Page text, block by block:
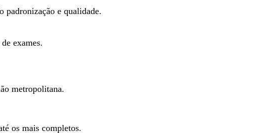
padronização e qualidade.
exames.
metropolitana.
os mais completos.